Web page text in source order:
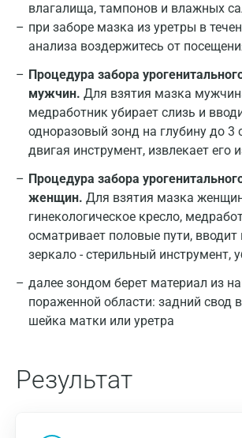
влагалища, тампонов и влажных
при заборе мазка из уретры в
анализа воздержитесь от
Процедура забора
мужчин. Для взятия мазка
медработник убирает слизь и
одноразовый зонд на глубину до 3
двигая инструмент, извлекает его
Процедура забора
женщин. Для взятия мазка
гинекологическое кресло,
осматривает половые пути,
зеркало - стерильный инструмент,
далее зондом берет материал из
пораженной области: задний свод
шейка матки или уретра
Результат